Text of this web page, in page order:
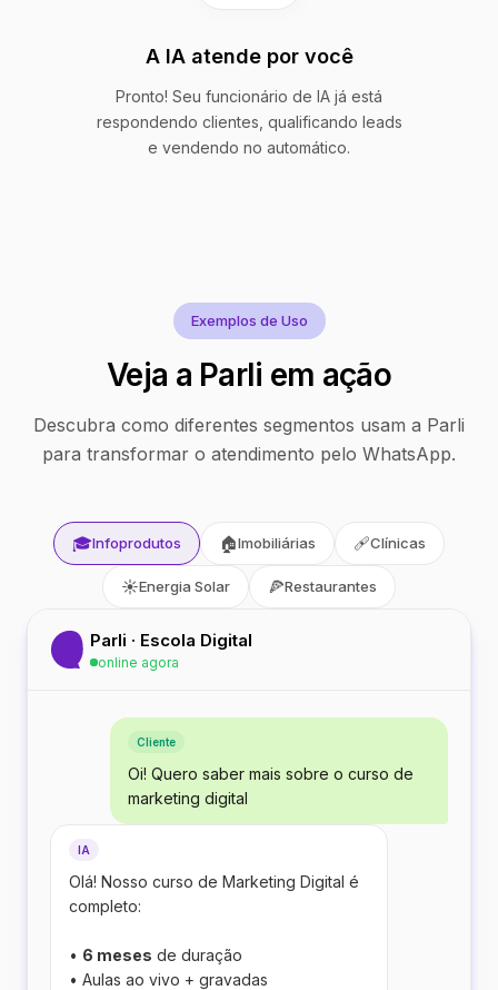
A IA atende por você
Pronto! Seu funcionário de IA já está
respondendo clientes, qualificando leads
e vendendo no automático.
Exemplos de Uso
Veja a Parli em ação
Descubra como diferentes segmentos usam a Parli
para transformar o atendimento pelo WhatsApp.
🎓Infoprodutos 🏠Imobiliárias 🩹Clínicas
☀️Energia Solar 🍕Restaurantes
Parli · Escola Digital
online agora
Cliente
Oi! Quero saber mais sobre o curso de
marketing digital
IA
Olá! Nosso curso de Marketing Digital é
completo:
• 6 meses de duração
• Aulas ao vivo + gravadas